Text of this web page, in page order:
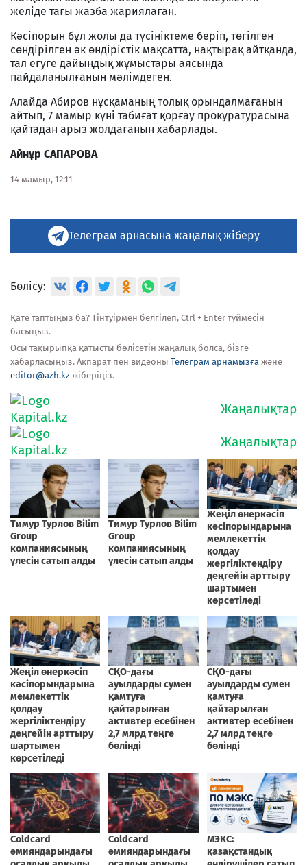
желіде тағы жазба жариялаған.
Кәсіпорын бұл жолы да түсініктеме беріп, төгілген
сөндірілген әк өндірістік мақсатта, нақтырақ айтқанда,
тал егуге дайындық жұмыстары аясында
пайдаланылғанын мәлімдеген.
Алайда Абиров нұсқаманың толық орындалмағанын
айтып, 7 мамыр күні табиғат қорғау прокуратурасына
қайтадан арыз жолдағанын хабарлады.
Айнұр САПАРОВА
14 мамыр, 12:11
Телеграм арнасына жаңалық жіберу
Бөлісу:
Қате таптыңыз ба? Тінтуірмен белгілеп, Ctrl + Enter түймесін
басыңыз.
Осы тақырыпқа қатысты бөлісетін жаңалық болса, бізге
хабарласыңыз. Ақпарат пен видеоны Телеграм арнамызға және
editor@azh.kz жіберіңіз.